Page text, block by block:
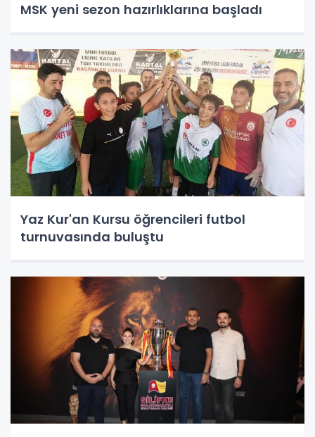
MSK yeni sezon hazırlıklarına başladı
Yaz Kur'an Kursu öğrencileri futbol
turnuvasında buluştu